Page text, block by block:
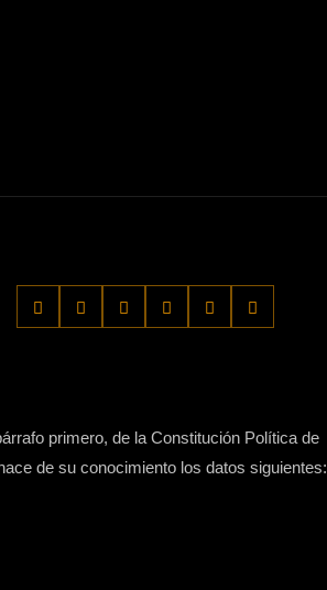
primero, de la Constitución Política de
de su conocimiento los datos siguientes: